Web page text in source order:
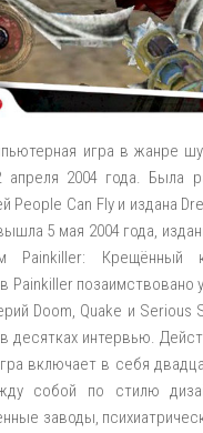
игра в жанре
апреля 2004 года. Была
People Can Fly и издана
5 мая 2004 года,
Painkiller: Крещённый
Painkiller позаимствовано
Doom, Quake и Serious
десятках интервью.
включает в себя
собой по стилю
заводы,